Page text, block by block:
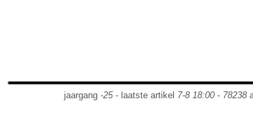
jaargang -25- laatste artikel 7-8 18:00- 78238